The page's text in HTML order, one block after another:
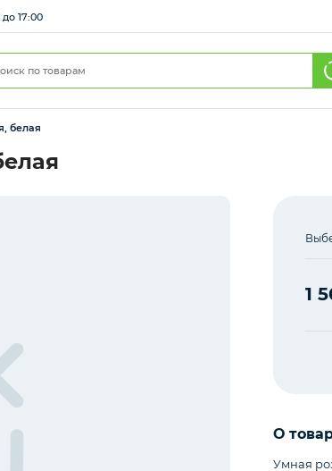
17:00
белая
1
О
Умная